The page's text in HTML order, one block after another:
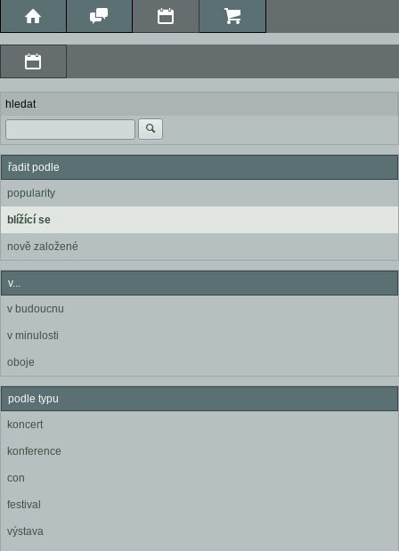
hledat
řadit podle
popularity
blížící se
nově založené
v...
v budoucnu
v minulosti
oboje
podle typu
koncert
konference
con
festival
výstava